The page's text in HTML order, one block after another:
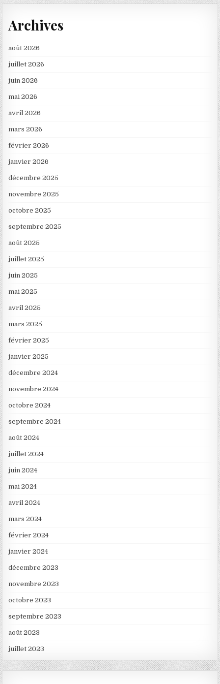
Archives
août 2026
juillet 2026
juin 2026
mai 2026
avril 2026
mars 2026
février 2026
janvier 2026
décembre 2025
novembre 2025
octobre 2025
septembre 2025
août 2025
juillet 2025
juin 2025
mai 2025
avril 2025
mars 2025
février 2025
janvier 2025
décembre 2024
novembre 2024
octobre 2024
septembre 2024
août 2024
juillet 2024
juin 2024
mai 2024
avril 2024
mars 2024
février 2024
janvier 2024
décembre 2023
novembre 2023
octobre 2023
septembre 2023
août 2023
juillet 2023